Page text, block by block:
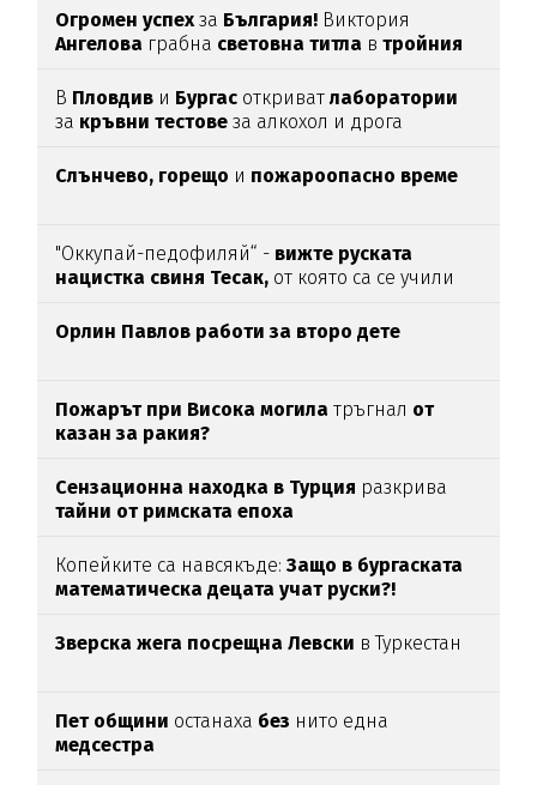
Огромен успехза България! Виктория
Ангелова грабна световна титла в тройния
В Пловдив и Бургас откриватлаборатории
за кръвни тестовеза алкохол и дрога
Слънчево, горещо и пожароопасно време
"Оккупай-педофиляй“ - вижте руската
нацистка свиня Тесак, от която са се учили
Орлин Павлов работи за второ дете
Пожарът при Висока могила тръгнал от
казан за ракия?
Сензационна находка в Турция разкрива
тайни от римската епоха
Копейките са навсякъде:Защо в бургаската
математическа децата учат руски?!
Зверска жега посрещна Левски в Туркестан
Пет общини останаха без нито една
медсестра